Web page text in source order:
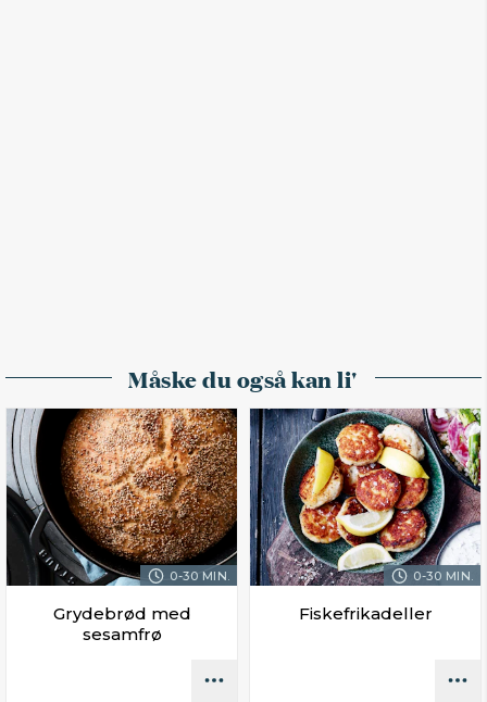
Måske du også kan li'
0-30 MIN.
Grydebrød med
sesamfrø
0-30 MIN.
Fiskefrikadeller